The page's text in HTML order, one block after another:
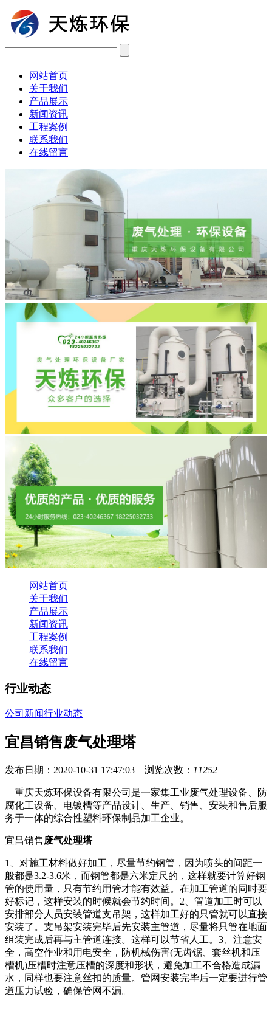
网站首页
关于我们
产品展示
新闻资讯
工程案例
联系我们
在线留言
网站首页
关于我们
产品展示
新闻资讯
工程案例
联系我们
在线留言
行业动态
公司新闻行业动态
宜昌销售废气处理塔
发布日期：2020-10-31 17:47:03 浏览次数： 11252
重庆天炼环保设备有限公司是一家集工业废气处理设备、防
腐化工设备、电镀槽等产品设计、生产、销售、安装和售后服
务于一体的综合性塑料环保制品加工企业。
宜昌销售 废气处理塔
1、对施工材料做好加工，尽量节约钢管，因为喷头的间距一
般都是3.2-3.6米，而钢管都是六米定尺的，这样就要计算好钢
管的使用量，只有节约用管才能有效益。在加工管道的同时要
好标记，这样安装的时候就会节约时间。2、管道加工时可以
安排部分人员安装管道支吊架，这样加工好的只管就可以直接
安装了。支吊架安装完毕后先安装主管道，尽量将只管在地面
组装完成后再与主管道连接。这样可以节省人工。3、注意安
全，高空作业和用电安全，防机械伤害(无齿锯、套丝机和压
槽机)压槽时注意压槽的深度和形状，避免加工不合格造成漏
水，同样也要注意丝扣的质量。管网安装完毕后一定要进行管
道压力试验，确保管网不漏。